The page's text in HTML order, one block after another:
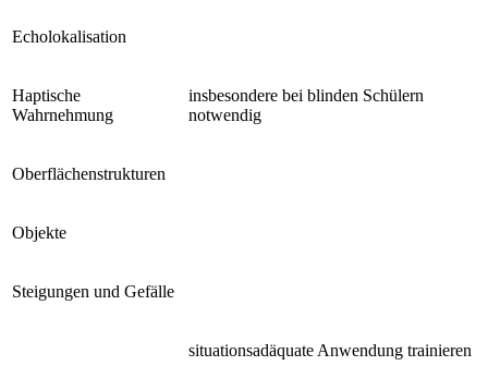
Echolokalisation
Haptische
Wahrnehmung
insbesondere bei blinden Schülern
notwendig
Oberflächenstrukturen
Objekte
Steigungen und Gefälle
situationsadäquate Anwendung trainieren